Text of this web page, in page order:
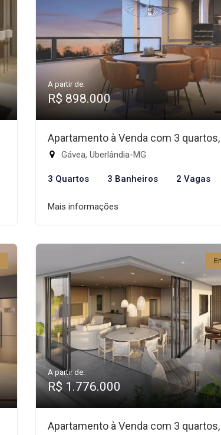
A partir de:
R$ 898.000
Apartamento à Venda com 3
Gávea, Uberlândia-MG
3 Quartos 3 Banheiros 2 Vagas
Mais informações
A partir de:
R$ 1.776.000
Apartamento à Venda com 3